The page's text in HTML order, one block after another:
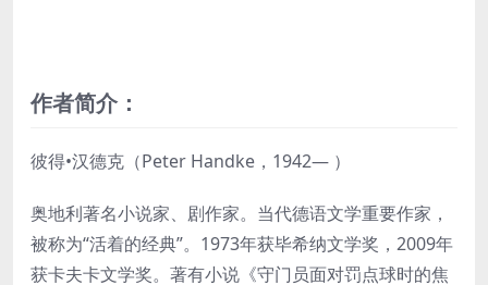
作者简介：
彼得•汉德克（Peter Handke，1942— ）
奥地利著名小说家、剧作家。当代德语文学重要作家，
被称为“活着的经典”。1973年获毕希纳文学奖，2009年
获卡夫卡文学奖。著有小说《守门员面对罚点球时的焦